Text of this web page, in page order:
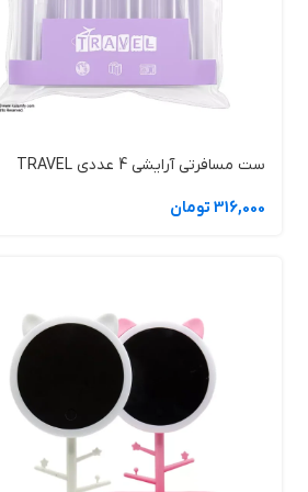
دلایل این محبوبیت:
عملکرد حرفه‌ای نسبت به قیمت
ست مسافرتی آرایشی 4 عددی TRAVEL
316,000 تومان